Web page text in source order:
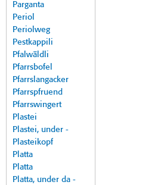
Parganta
Periol
Periolweg
Pestkappili
Pfalwäldli
Pfarrsbofel
Pfarrslangacker
Pfarrspfruend
Pfarrswingert
Plastei
Plastei, under -
Plasteikopf
Platta
Platta
Platta, under da -